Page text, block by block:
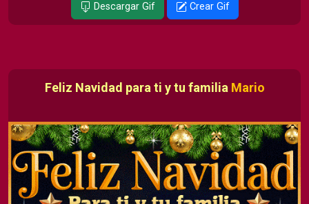
Descargar Gif Crear Gif
Feliz Navidad para ti y tu familia Mario